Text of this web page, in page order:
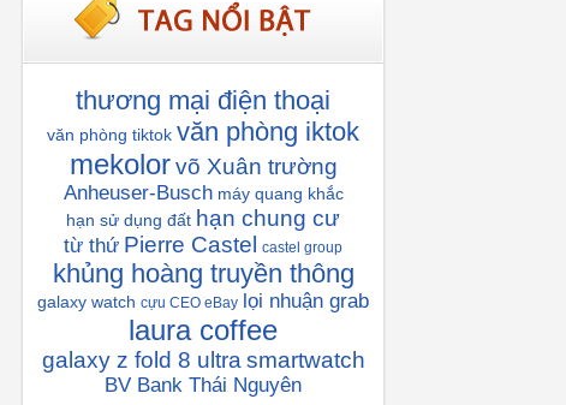
thương mại điện thoại
văn phòng tiktok văn phòng iktok
mekolor võ Xuân trường
Anheuser-Busch máy quang khắc
hạn sử dụng đất hạn chung cư
từ thứ Pierre Castel castel group
khủng hoàng truyền thông
galaxy watch cựu CEO eBay lọi nhuận grab
laura coffee
galaxy z fold 8 ultra smartwatch
BV Bank Thái Nguyên